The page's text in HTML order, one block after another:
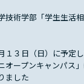
技術学部「学生生活
１３日（日）に予定
オープンキャンパス
ました